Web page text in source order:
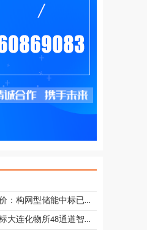
从溢价到平价：构网型储能中标已进入“4毛时代”！
英诺维尔中标大连化物所48通道智能液流电池自动化组装、测试、拆解和清洗平台采购项目